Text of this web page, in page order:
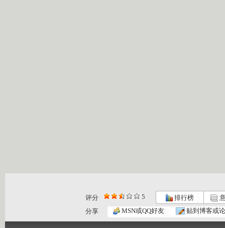
评分 5 排行榜
分享
MSN或QQ好友 贴到博客或
01:02
小小智慧树...
03:24
小小智慧树...
01:26